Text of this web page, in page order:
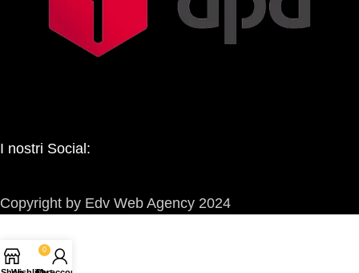
I nostri Social:
Copyright by Edv Web Agency 2024
0